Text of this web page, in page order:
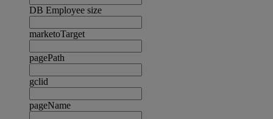
DB Employee size
marketoTarget
pagePath
gclid
pageName